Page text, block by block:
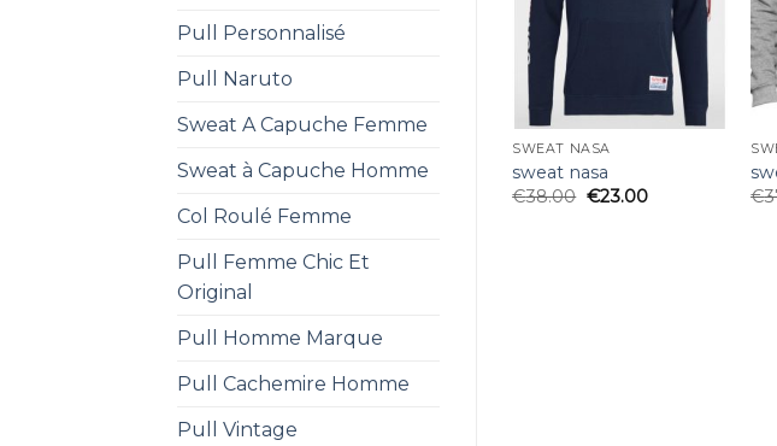
Pull Personnalisé
Pull Naruto
Sweat A Capuche Femme
Sweat à Capuche Homme
Col Roulé Femme
Pull Femme Chic Et
Original
Pull Homme Marque
Pull Cachemire Homme
Pull Vintage
SWEAT NASA
sweat nasa
€38.00 €23.00
€